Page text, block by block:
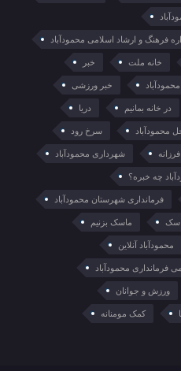
فرهنگ و ارشاد اسلامی محمودآباد
خانه ملت خبر
خبر ورزشی
در خانه بمانیم دریا
محمودآباد سرخ رود
شهرداری محمودآباد
چه خبره؟
فرمانداری شهرستان محمودآباد
ماسک بزنیم
محمودآباد آنلاین
فرمانداری محمودآباد
ورزش و جوانان
کمک مومنانه